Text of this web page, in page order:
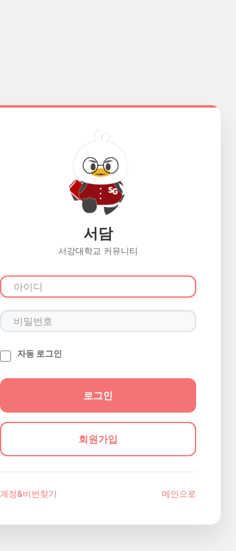
서담
서강대학교 커뮤니티
자동 로그인
회원가입
계정&비번찾기 메인으로